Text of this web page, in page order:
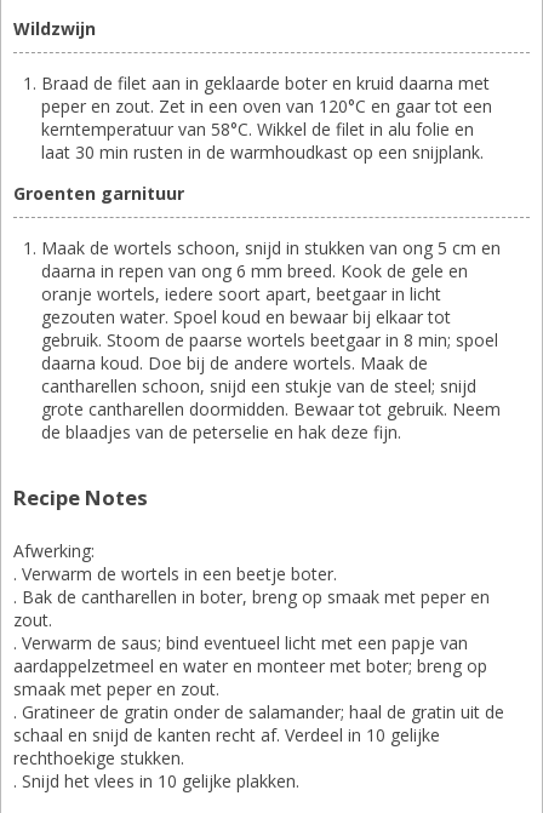
Wildzwijn
Braad de filet aan in geklaarde boter en kruid daarna met
peper en zout. Zet in een oven van 120°C en gaar tot een
kerntemperatuur van 58°C. Wikkel de filet in alu folie en
laat 30 min rusten in de warmhoudkast op een snijplank.
Groenten garnituur
Maak de wortels schoon, snijd in stukken van ong 5 cm en
daarna in repen van ong 6 mm breed. Kook de gele en
oranje wortels, iedere soort apart, beetgaar in licht
gezouten water. Spoel koud en bewaar bij elkaar tot
gebruik. Stoom de paarse wortels beetgaar in 8 min; spoel
daarna koud. Doe bij de andere wortels. Maak de
cantharellen schoon, snijd een stukje van de steel; snijd
grote cantharellen doormidden. Bewaar tot gebruik. Neem
de blaadjes van de peterselie en hak deze fijn.
Recipe Notes
Afwerking:
. Verwarm de wortels in een beetje boter.
. Bak de cantharellen in boter, breng op smaak met peper en
zout.
. Verwarm de saus; bind eventueel licht met een papje van
aardappelzetmeel en water en monteer met boter; breng op
smaak met peper en zout.
. Gratineer de gratin onder de salamander; haal de gratin uit de
schaal en snijd de kanten recht af. Verdeel in 10 gelijke
rechthoekige stukken.
. Snijd het vlees in 10 gelijke plakken.